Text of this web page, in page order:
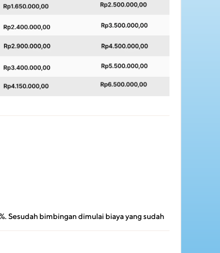
Sesudah bimbingan dimulai biaya yang sudah